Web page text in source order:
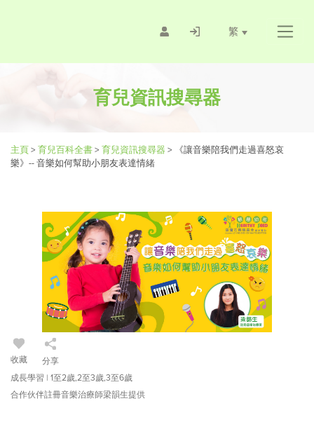
繁
育兒資訊搜尋器
主頁> 育兒百科全書> 育兒資訊搜尋器 > 《讓音樂陪我們走過喜怒哀
樂》-- 音樂如何幫助小朋友表達情緒
收藏
分享
成長學習 | 1至2歲,2至3歲,3至6歲
合作伙伴註冊音樂治療師梁韻生提供